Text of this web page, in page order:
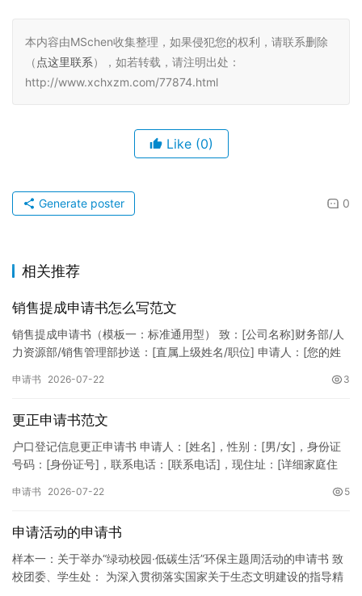
本内容由MSchen收集整理，如果侵犯您的权利，请联系删除
（ 点这里联系），如若转载，请注明出处：
http://www.xchxzm.com/77874.html
Like (0)
0
Generate poster
相关推荐
销售提成申请书怎么写范文
销售提成申请书（模板一：标准通用型） 致：[公司名称]财务部/人
力资源部/销售管理部抄送：[直属上级姓名/职位] 申请人：[您的姓
申请书 2026-07-22 3
更正申请书范文
户口登记信息更正申请书 申请人：[姓名]，性别：[男/女]，身份证
号码：[身份证号]，联系电话：[联系电话]，现住址：[详细家庭住
申请书 2026-07-22 5
申请活动的申请书
样本一：关于举办“绿动校园·低碳生活”环保主题周活动的申请书 致
校团委、学生处： 为深入贯彻落实国家关于生态文明建设的指导精